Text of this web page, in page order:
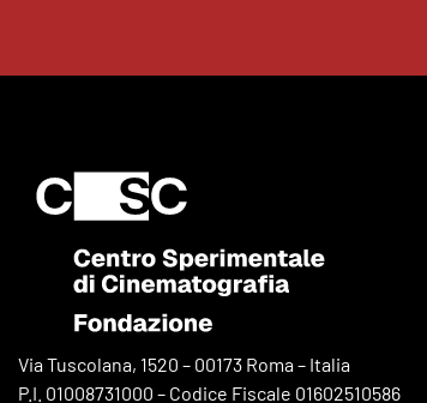
Via Tuscolana, 1520 – 00173 Roma – Italia
P.I. 01008731000 – Codice Fiscale 01602510586